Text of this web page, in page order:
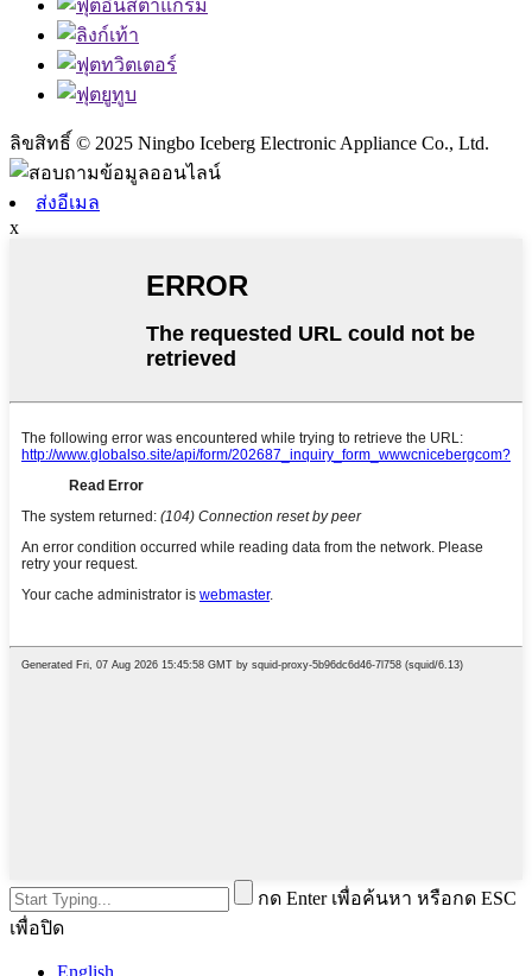
ลิขสิทธิ์ © 2025 Ningbo Iceberg Electronic Appliance Co., Ltd.
ส่งอีเมล
x
กด Enter เพื่อค้นหา หรือกด ESC
เพื่อปิด
English